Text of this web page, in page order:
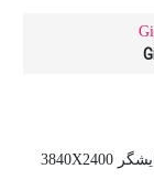
این محصول با صفحه‌نمایش 16 اینچی و دقت نمایشگر 3840X2400